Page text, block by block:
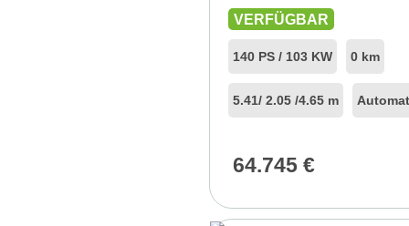
VERFÜGBAR
140 PS / 103 KW 0 km
5.41/ 2.05 /4.65 m
64.745 €